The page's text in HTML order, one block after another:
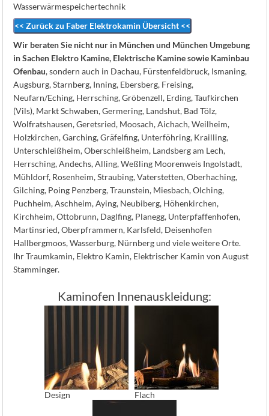
Wasserwärmespeichertechnik
<< Zurück zu Faber Elektrokamin Übersicht <<
Wir beraten Sie nicht nur in München und München Umgebung
in Sachen Elektro Kamine, Elektrische Kamine sowie Kaminbau
Ofenbau, sondern auch in Dachau, Fürstenfeldbruck, Ismaning,
Augsburg, Starnberg, Inning, Ebersberg, Freising,
Neufarn/Eching, Herrsching, Gröbenzell, Erding, Taufkirchen
(Vils), Markt Schwaben, Germering, Landshut, Bad Tölz,
Wolfratshausen, Geretsried, Moosach, Aichach, Weilheim,
Holzkirchen, Garching, Gräfelfing, Unterföhring, Krailling,
Unterschleißheim, Oberschleißheim, Landsberg am Lech,
Herrsching, Andechs, Alling, Weßling Moorenweis Ingolstadt,
Mühldorf, Rosenheim, Straubing, Vaterstetten, Oberhaching,
Gilching, Poing Penzberg, Traunstein, Miesbach, Olching,
Puchheim, Aschheim, Aying, Neubiberg, Höhenkirchen,
Kirchheim, Ottobrunn, Daglfing, Planegg, Unterpfaffenhofen,
Martinsried, Oberpframmern, Karlsfeld, Deisenhofen
Hallbergmoos, Wasserburg, Nürnberg und viele weitere Orte.
Ihr Traumkamin, Elektro Kamin, Elektrischer Kamin von August
Stamminger.
Kaminofen Innenauskleidung:
Design Flach